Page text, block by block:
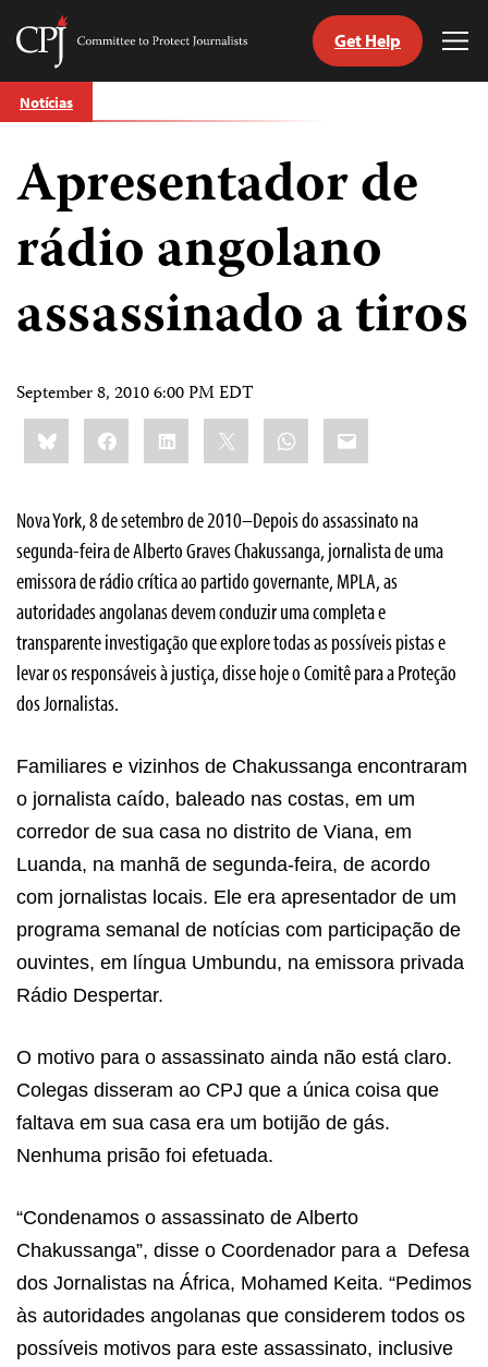
Skip
to
Committee
Journalists
Get Help
Notícias
Apresentador de
rádio angolano
assassinado a tiros
September 8, 2010 6:00 PM EDT
Share
this:BlueskyFacebookLinkedIn WhatsApp
Email
Nova York, 8 de setembro de 2010–Depois do assassinato na
segunda-feira de Alberto Graves Chakussanga, jornalista de uma
emissora de rádio crítica ao partido governante, MPLA, as
autoridades angolanas devem conduzir uma completa e
transparente investigação que explore todas as possíveis pistas e
levar os responsáveis à justiça, disse hoje o Comitê para a Proteção
dos Jornalistas.
Familiares e vizinhos de Chakussanga encontraram
o jornalista caído, baleado nas costas, em um
corredor de sua casa no distrito de Viana, em
Luanda, na manhã de segunda-feira, de acordo
com jornalistas locais. Ele era apresentador de um
programa semanal de notícias com participação de
ouvintes, em língua Umbundu, na emissora privada
Rádio Despertar.
O motivo para o assassinato ainda não está claro.
Colegas disseram ao CPJ que a única coisa que
faltava em sua casa era um botijão de gás.
Nenhuma prisão foi efetuada.
“Condenamos o assassinato de Alberto
Chakussanga”, disse o Coordenador para a Defesa
dos Jornalistas na África, Mohamed Keita. “Pedimos
às autoridades angolanas que considerem todos os
possíveis motivos para este assassinato, inclusive